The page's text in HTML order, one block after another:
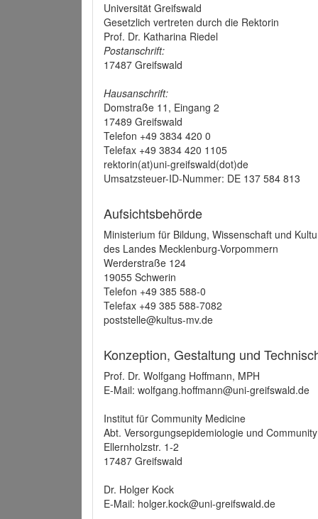
Universität Greifswald
Gesetzlich vertreten durch die Rektorin
Prof. Dr. Katharina Riedel
Postanschrift:
17487 Greifswald
Hausanschrift:
Domstraße 11, Eingang 2
17489 Greifswald
Telefon +49 3834 420 0
Telefax +49 3834 420 1105
rektorin(at)uni-greifswald(dot)de
Umsatzsteuer-ID-Nummer: DE 137 584 813
Aufsichtsbehörde
Ministerium für Bildung, Wissenschaft und
des Landes Mecklenburg-Vorpommern
Werderstraße 124
19055 Schwerin
Telefon +49 385 588-0
Telefax +49 385 588-7082
poststelle@kultus-mv.de
Konzeption, Gestaltung und
Prof. Dr. Wolfgang Hoffmann, MPH
E-Mail: wolfgang.hoffmann@uni-greifswald.de
Institut für Community Medicine
Abt. Versorgungsepidemiologie und
Ellernholzstr. 1-2
17487 Greifswald
Dr. Holger Kock
E-Mail: holger.kock@uni-greifswald.de